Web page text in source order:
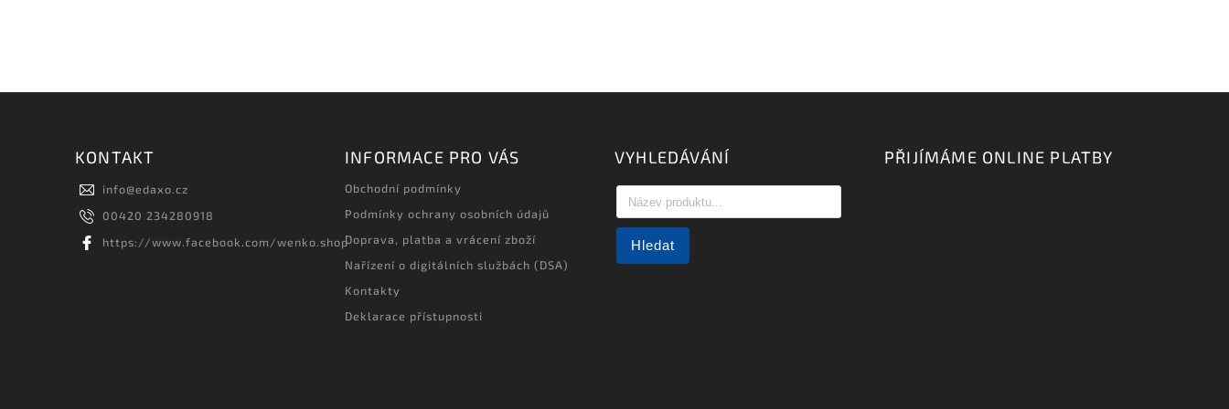
KONTAKT
info@edaxo.cz
00420 234280918
https://www.facebook.com/wenko.shop
INFORMACE PRO VÁS
Obchodní podmínky
Podmínky ochrany osobních údajů
Doprava, platba a vrácení zboží
Nařízení o digitálních službách (DSA)
Kontakty
Deklarace přístupnosti
VYHLEDÁVÁNÍ
Hledat
PŘIJÍMÁME ONLINE PLATBY